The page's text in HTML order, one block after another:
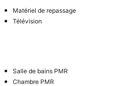
Matériel de repassage
Télévision
Salle de bains PMR
Chambre PMR